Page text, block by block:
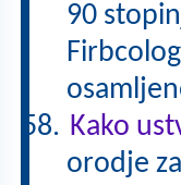
90
Kako
orodje